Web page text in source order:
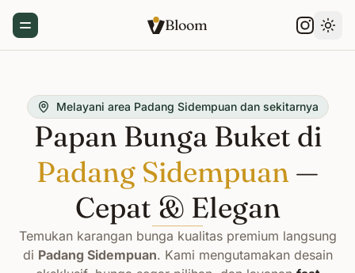
Toggle Menu Bloom
Melayani area Padang Sidempuan dan sekitarnya
Papan Bunga Buket di
Padang Sidempuan —
Cepat & Elegan
Temukan karangan bunga kualitas premium langsung
di Padang Sidempuan. Kami mengutamakan desain